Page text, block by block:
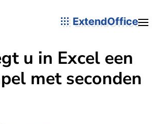
ExtendOffice
u in Excel een
met seconden